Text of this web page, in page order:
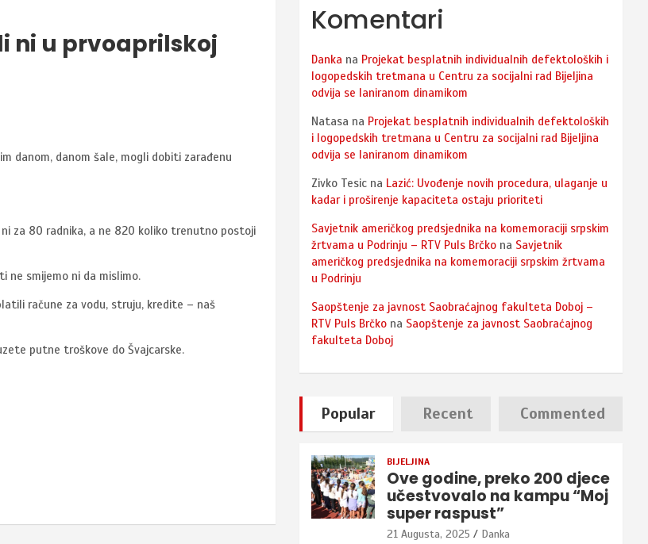
ni u prvoaprilskoj
danom, danom šale, mogli dobiti zarađenu
za 80 radnika, a ne 820 koliko trenutno postoji
ne smijemo ni da mislimo.
račune za vodu, struju, kredite – naš
putne troškove do Švajcarske.
Komentari
Danka na Projekat besplatnih individualnih defektoloških i
logopedskih tretmana u Centru za socijalni rad Bijeljina
odvija se laniranom dinamikom
Natasa na Projekat besplatnih individualnih defektoloških
i logopedskih tretmana u Centru za socijalni rad Bijeljina
odvija se laniranom dinamikom
Zivko Tesic na Lazić: Uvođenje novih procedura, ulaganje u
kadar i proširenje kapaciteta ostaju prioriteti
Savjetnik američkog predsjednika na komemoraciji srpskim
žrtvama u Podrinju – RTV Puls Brčko na Savjetnik
američkog predsjednika na komemoraciji srpskim žrtvama
u Podrinju
Saopštenje za javnost Saobraćajnog fakulteta Doboj –
RTV Puls Brčko na Saopštenje za javnost Saobraćajnog
fakulteta Doboj
Popular Recent Commented
BIJELJINA
Ove godine, preko 200 djece
učestvovalo na kampu “Moj
super raspust”
21 Augusta, 2025 Danka